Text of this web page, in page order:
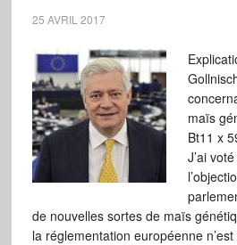
25 AVRIL 2017
maïs
Bt11 x
J’ai
de nouvelles sortes de maïs
la réglementation européenne